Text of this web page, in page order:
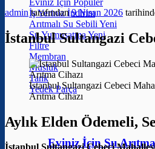
Eviniz İçin
İş Yeriniz
Arıtmalı Su Sebili
Su Yumuşatma
Filtre
Membran
Musluk
Tank
Yedek Parça
Eviniz İçin Su
admintarafından 9 Nisan 2026
İstanbul Sultangazi
İstanbul Sultangazi Cebeci
Arıtma Cihazı
Aylık Elden Ödemeli,